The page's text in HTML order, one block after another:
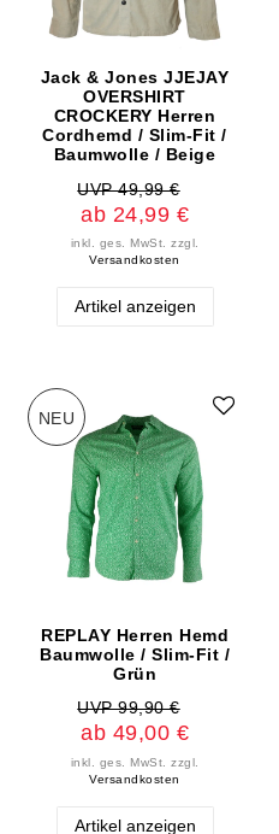
Jack & Jones JJEJAY
OVERSHIRT
CROCKERY Herren
Cordhemd / Slim-Fit /
Baumwolle / Beige
UVP 49,99 €
ab 24,99 €
inkl. ges. MwSt.
zzgl.
Versandkosten
Artikel anzeigen
NEU
REPLAY Herren Hemd
Baumwolle / Slim-Fit /
Grün
UVP 99,90 €
ab 49,00 €
inkl. ges. MwSt.
zzgl.
Versandkosten
Artikel anzeigen